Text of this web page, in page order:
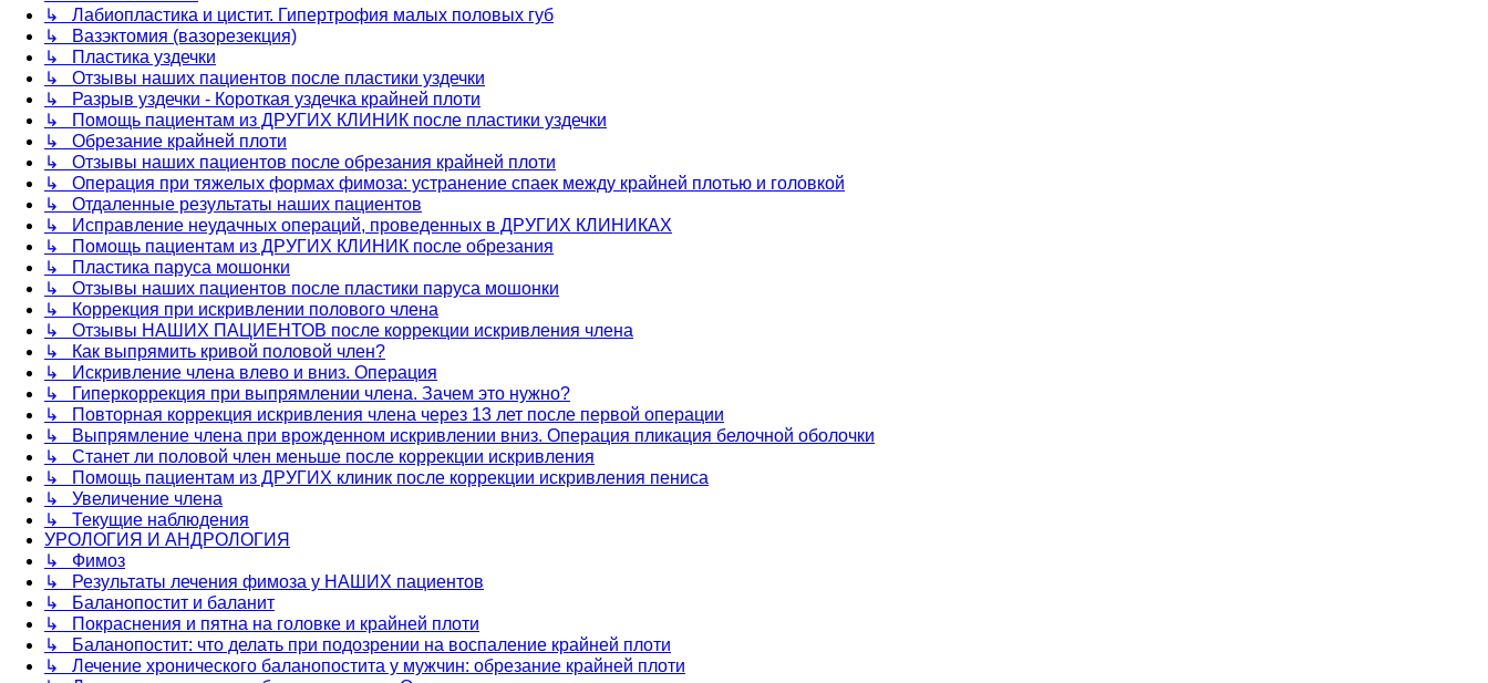
↳ Лабиопластика и цистит. Гипертрофия малых половых губ
↳ Вазэктомия (вазорезекция)
↳ Пластика уздечки
↳ Отзывы наших пациентов после пластики уздечки
↳ Разрыв уздечки - Короткая уздечка крайней плоти
↳ Помощь пациентам из ДРУГИХ КЛИНИК после пластики уздечки
↳ Обрезание крайней плоти
↳ Отзывы наших пациентов после обрезания крайней плоти
↳ Операция при тяжелых формах фимоза: устранение спаек между крайней плотью и головкой
↳ Отдаленные результаты наших пациентов
↳ Исправление неудачных операций, проведенных в ДРУГИХ КЛИНИКАХ
↳ Помощь пациентам из ДРУГИХ КЛИНИК после обрезания
↳ Пластика паруса мошонки
↳ Отзывы наших пациентов после пластики паруса мошонки
↳ Коррекция при искривлении полового члена
↳ Отзывы НАШИХ ПАЦИЕНТОВ после коррекции искривления члена
↳ Как выпрямить кривой половой член?
↳ Искривление члена влево и вниз. Операция
↳ Гиперкоррекция при выпрямлении члена. Зачем это нужно?
↳ Повторная коррекция искривления члена через 13 лет после первой операции
↳ Выпрямление члена при врожденном искривлении вниз. Операция пликация белочной оболочки
↳ Станет ли половой член меньше после коррекции искривления
↳ Помощь пациентам из ДРУГИХ клиник после коррекции искривления пениса
↳ Увеличение члена
↳ Текущие наблюдения
УРОЛОГИЯ И АНДРОЛОГИЯ
↳ Фимоз
↳ Результаты лечения фимоза у НАШИХ пациентов
↳ Баланопостит и баланит
↳ Покраснения и пятна на головке и крайней плоти
↳ Баланопостит: что делать при подозрении на воспаление крайней плоти
↳ Лечение хронического баланопостита у мужчин: обрезание крайней плоти